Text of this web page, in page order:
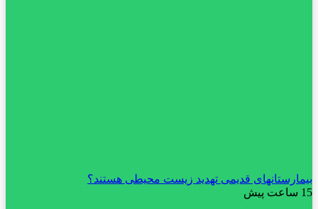
بیمارستانهای قدیمی تهدید زیست محیطی هستند؟
15 ساعت پیش